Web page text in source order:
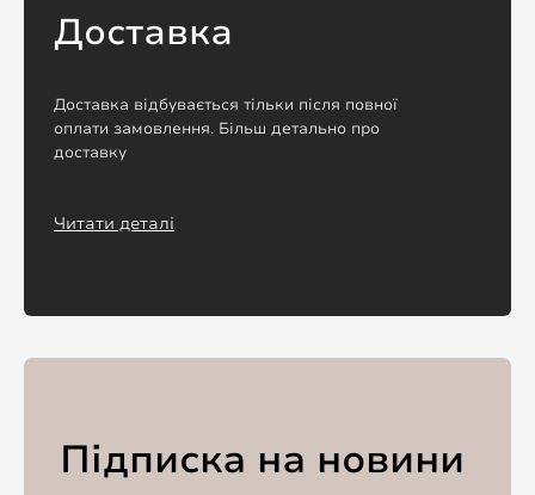
Доставка
Доставка відбувається тільки після повної
оплати замовлення. Більш детально про
доставку
Читати деталі
Підписка на новини